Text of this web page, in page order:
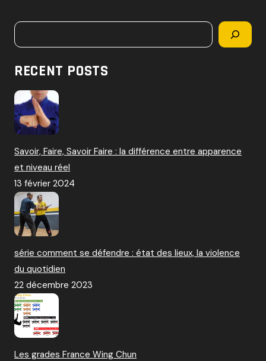
r
Rechercher
RECENT POSTS
Savoir, Faire, Savoir Faire : la différence entre apparence
et niveau réel
13 février 2024
série comment se défendre : état des lieux, la violence
du quotidien
22 décembre 2023
Les grades France Wing Chun